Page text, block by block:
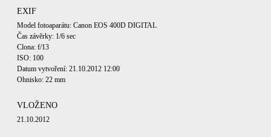
EXIF
Model fotoaparátu: Canon EOS 400D DIGITAL
Čas závěrky: 1/6 sec
Clona: f/13
ISO: 100
Datum vytvoření: 21.10.2012 12:00
Ohnisko: 22 mm
VLOŽENO
21.10.2012